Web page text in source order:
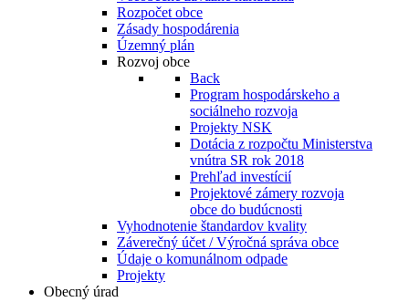
Rozpočet obce
Zásady hospodárenia
Územný plán
Rozvoj obce
Back
Program hospodárskeho a
sociálneho rozvoja
Projekty NSK
Dotácia z rozpočtu Ministerstva
vnútra SR rok 2018
Prehľad investícií
Projektové zámery rozvoja
obce do budúcnosti
Vyhodnotenie štandardov kvality
Záverečný účet / Výročná správa obce
Údaje o komunálnom odpade
Projekty
Obecný úrad